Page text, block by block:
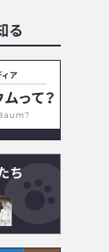
る